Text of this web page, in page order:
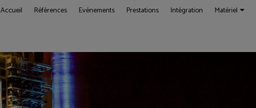
Accueil Références Evénements Prestations Intégration Matériel